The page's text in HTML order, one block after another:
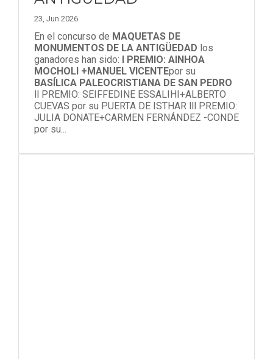
23, Jun 2026
En el concurso de MAQUETAS DE
MONUMENTOS DE LA ANTIGÜEDAD los
ganadores han sido: l PREMIO: AINHOA
MOCHOLI +MANUEL VICENTEpor su
BASÍLICA PALEOCRISTIANA DE SAN PEDRO
ll PREMIO: SEIFFEDINE ESSALIHI+ALBERTO
CUEVAS por su PUERTA DE ISTHAR lll PREMIO:
JULIA DONATE+CARMEN FERNÁNDEZ -CONDE
por su...